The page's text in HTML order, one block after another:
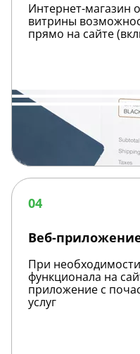
Интернет-магазин
витрины
прямо на сайте
Веб-
приложение
«под04
Веб-
При
функционала на
приложение с
услуг